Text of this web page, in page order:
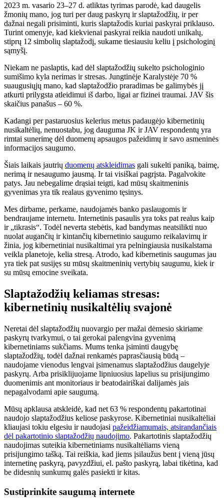
2023 m. vasario 23–27 d. atliktas tyrimas parodė, kad daugelis
žmonių mano, jog turi per daug paskyrų ir slaptažodžių, ir per
dažnai negali prisiminti, kuris slaptažodis kuriai paskyrai priklauso.
Turint omenyje, kad kiekvienai paskyrai reikia naudoti unikalų,
stiprų 12 simbolių slaptažodį, sukame tiesiausiu keliu į psichologinį
sąmyšį.
Niekam ne paslaptis, kad dėl slaptažodžių sukelto psichologinio
sumišimo kyla nerimas ir stresas. Jungtinėje Karalystėje 70 %
suaugusiųjų mano, kad slaptažodžio praradimas be galimybės jį
atkurti prilygsta atleidimui iš darbo, ligai ar fizinei traumai. JAV šis
skaičius panašus – 60 %.
Kadangi per pastaruosius kelerius metus padaugėjo kibernetinių
nusikaltėlių, nenuostabu, jog dauguma JK ir JAV respondentų yra
rimtai sunerimę dėl duomenų apsaugos pažeidimų ir savo asmeninės
informacijos saugumo.
Šiais laikais jautrių duomenų atskleidimas gali sukelti paniką, baimę,
nerimą ir nesaugumo jausmą. Ir tai visiškai pagrįsta. Pagalvokite
patys. Jau nebegalime drąsiai teigti, kad mūsų skaitmeninis
gyvenimas yra tik realaus gyvenimo tęsinys.
Mes dirbame, perkame, naudojamės banko paslaugomis ir
bendraujame internetu. Internetinis pasaulis yra toks pat realus kaip
ir „tikrasis“. Todėl neverta stebėtis, kad bandymas neatsilikti nuo
nuolat augančių ir kintančių kibernetinio saugumo reikalavimų ir
žinia, jog kibernetiniai nusikaltimai yra pelningiausia nusikalstama
veikla planetoje, kelia stresą. Atrodo, kad kibernetinis saugumas jau
yra tiek pat susijęs su mūsų skaitmeninių vertybių saugumu, kiek ir
su mūsų emocine sveikata.
Slaptažodžių keliamas stresas:
kibernetinių nusikaltėlių svajonė
Neretai dėl slaptažodžių nuovargio per mažai dėmesio skiriame
paskyrų tvarkymui, o tai gerokai palengvina gyvenimą
kibernetiniams sukčiams. Mums tenka įsiminti daugybę
slaptažodžių, todėl dažnai renkamės paprasčiausią būdą –
naudojame vienodus lengvai įsimenamus slaptažodžius daugelyje
paskyrų. Arba prisiklijuojame lipniuosius lapelius su prisijungimo
duomenimis ant monitoriaus ir beatodairiškai dalijamės jais
nepagalvodami apie saugumą.
Mūsų apklausa atskleidė, kad net 63 % respondentų pakartotinai
naudojo slaptažodžius keliose paskyrose. Kibernetiniai nusikaltėliai
kliaujasi tokiu elgesiu ir naudojasi pažeidžiamumais, atsirandančiais
dėl pakartotinio slaptažodžių naudojimo. Pakartotinis slaptažodžių
naudojimas suteikia kibernetiniams nusikaltėliams vieną
prisijungimo tašką. Tai reiškia, kad jiems įsilaužus bent į vieną jūsų
internetinę paskyrą, pavyzdžiui, el. pašto paskyrą, labai tikėtina, kad
be didesnių sunkumų galės pasiekti ir kitas.
Sustiprinkite saugumą internete